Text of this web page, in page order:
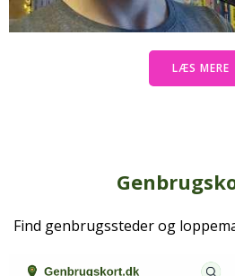
LÆS MERE
Find genbrugssteder og